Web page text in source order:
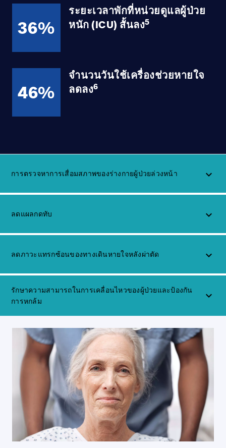
36%
ระยะเวลาพักที่หน่วยดูแลผู้ป่วย
หนัก (ICU) สั้นลง5
46%
จำนวนวันใช้เครื่องช่วยหายใจ
ลดลง6
การตรวจหาการเสื่อมสภาพของร่างกายผู้ป่วยล่วงหน้า keyboard_arrow_up
ลดแผลกดทับ keyboard_arrow_up
ลดภาวะแทรกซ้อนของทางเดินหายใจหลังผ่าตัด keyboard_arrow_up
รักษาความสามารถในการเคลื่อนไหวของผู้ป่วยและป้องกัน
การหกล้ม
keyboard_arrow_up